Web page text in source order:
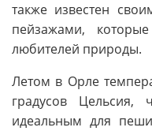
также известен
пейзажами,
любителей природы.
Летом в Орле
градусов Цельсия,
идеальным для